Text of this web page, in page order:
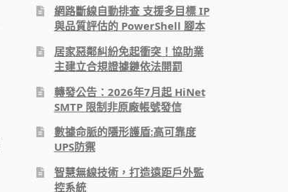
網路斷線自動排查 支援多目標 IP
與品質評估的 PowerShell 腳本
居家惡鄰糾紛免起衝突！協助業
主建立合規證據鏈依法開罰
轉發公告：2026年7月起 HiNet
SMTP 限制非原廠帳號發信
數據命脈的隱形護盾:高可靠度
UPS防禦
智慧無線技術，打造遠距戶外監
控系統